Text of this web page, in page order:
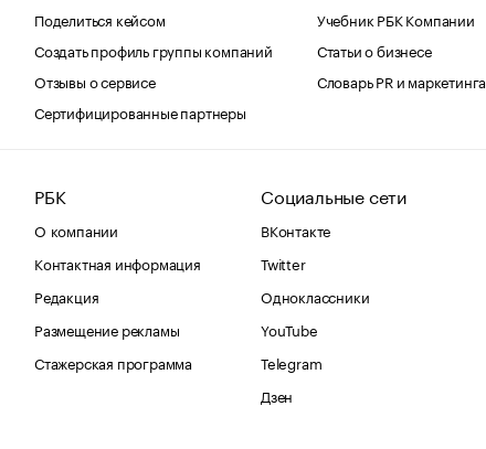
Поделиться кейсом
Создать профиль группы компаний
Отзывы о сервисе
Сертифицированные партнеры
Учебник РБК Компании
Статьи о бизнесе
Словарь PR и маркетинга
РБК
О компании
Контактная информация
Редакция
Размещение рекламы
Стажерская программа
Социальные сети
ВКонтакте
Twitter
Одноклассники
YouTube
Telegram
Дзен